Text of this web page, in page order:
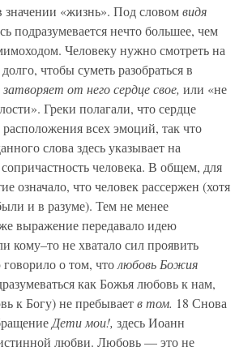
значении «жизнь». Под словомвидя
подразумевается нечто большее, чем
Человеку нужно смотреть на
чтобы суметь разобраться в
от него сердце свое, или «не
Греки полагали, что сердце
расположения всех эмоций, так что
слова здесь указывает на
человека. В общем, для
означало, что человек рассержен (хотя
и в разуме). Тем не менее
выражение передавало идею
кому–то не хватало сил проявить
говорило о том, чтолюбовь Божия
как Божья любовь к нам,
к Богу) не пребываетв том. 18 Снова
Дети мои!, здесь Иоанн
любви. Любовь — это не